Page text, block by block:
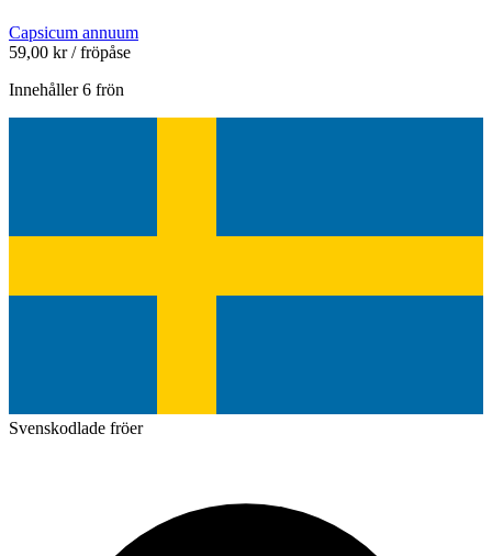
Capsicum annuum
59,00 kr / fröpåse
Innehåller 6 frön
Svenskodlade fröer